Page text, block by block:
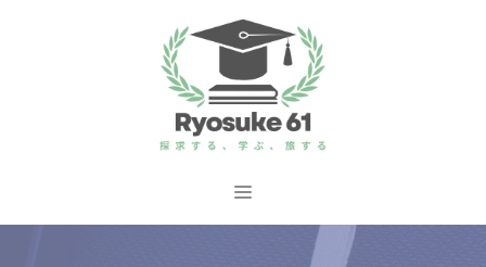
ス
メ